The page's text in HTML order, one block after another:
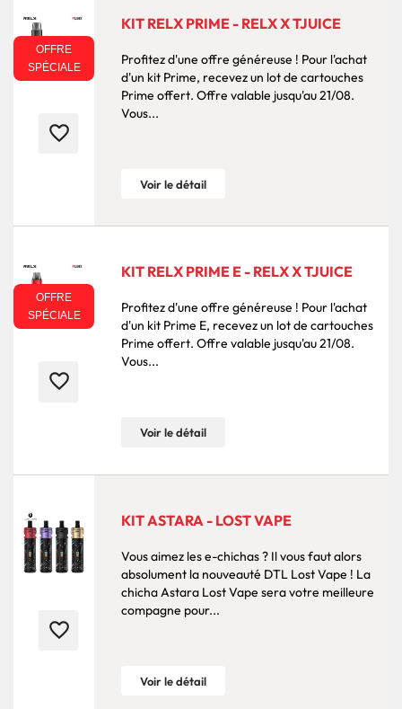
OFFRE
SPÉCIALE
favorite_border
KIT RELX PRIME - RELX X TJUICE
Profitez d'une offre généreuse ! Pour l'achat
d'un kit Prime, recevez un lot de cartouches
Prime offert. Offre valable jusqu'au 21/08.
Vous...
Voir le détail
OFFRE
SPÉCIALE
favorite_border
KIT RELX PRIME E - RELX X TJUICE
Profitez d'une offre généreuse ! Pour l'achat
d'un kit Prime E, recevez un lot de cartouches
Prime offert. Offre valable jusqu'au 21/08.
Vous...
Voir le détail
favorite_border
KIT ASTARA - LOST VAPE
Vous aimez les e-chichas ? Il vous faut alors
absolument la nouveauté DTL Lost Vape ! La
chicha Astara Lost Vape sera votre meilleure
compagne pour...
Voir le détail